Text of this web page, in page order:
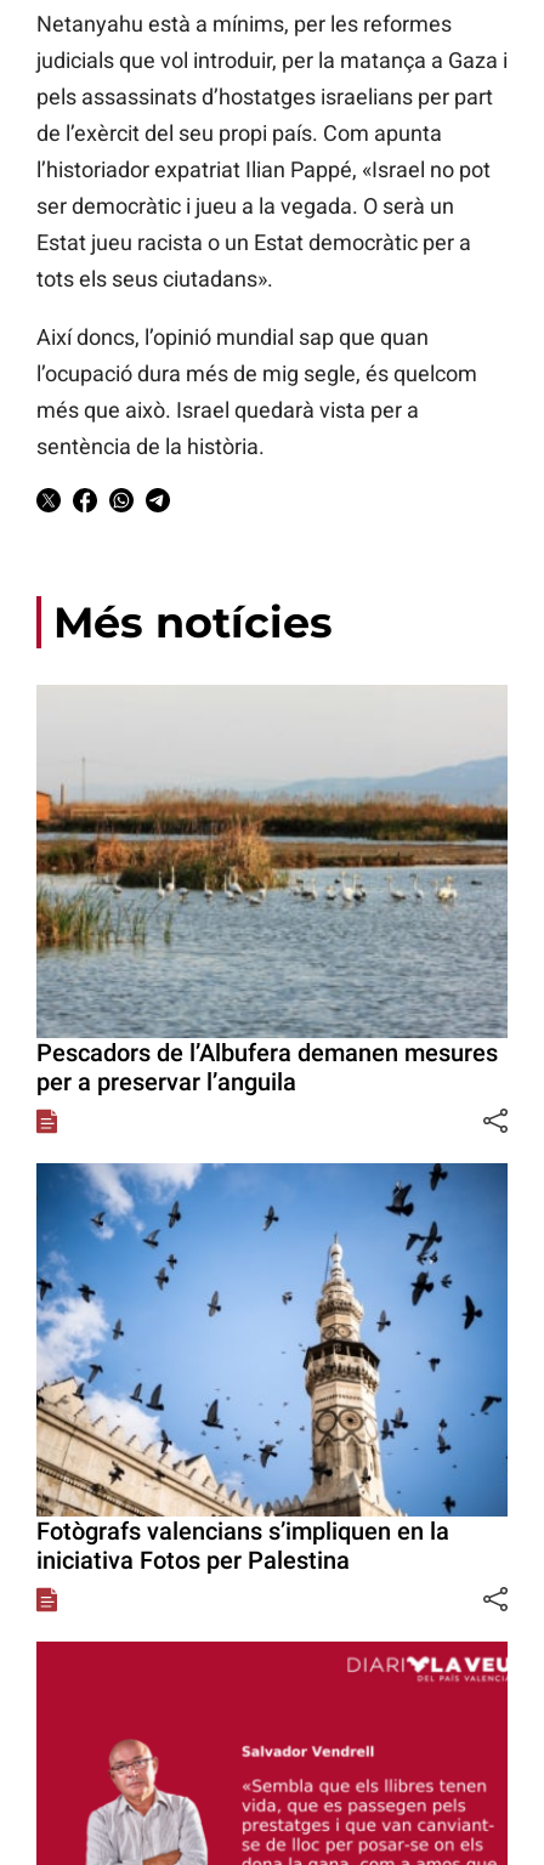
Netanyahu està a mínims, per les reformes
judicials que vol introduir, per la matança a Gaza i
pels assassinats d’hostatges israelians per part
de l’exèrcit del seu propi país. Com apunta
l’historiador expatriat Ilian Pappé, «Israel no pot
ser democràtic i jueu a la vegada. O serà un
Estat jueu racista o un Estat democràtic per a
tots els seus ciutadans».
Així doncs, l’opinió mundial sap que quan
l’ocupació dura més de mig segle, és quelcom
més que això. Israel quedarà vista per a
sentència de la història.
Més notícies
Pescadors de l’Albufera demanen mesures
per a preservar l’anguila
Fotògrafs valencians s’impliquen en la
iniciativa Fotos per Palestina